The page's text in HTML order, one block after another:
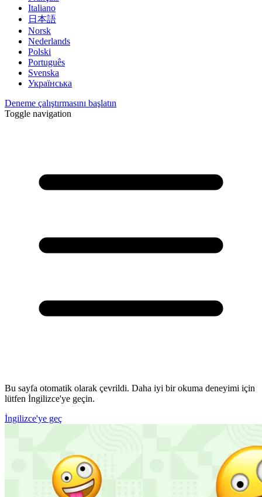
Italiano
日本語
Norsk
Nederlands
Polski
Português
Svenska
Українська
Deneme çalıştırmasını başlatın
Toggle navigation
Bu sayfa otomatik olarak çevrildi. Daha iyi bir okuma deneyimi için
lütfen İngilizce'ye geçin.
İngilizce'ye geç